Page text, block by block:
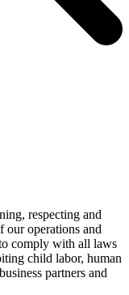
respecting and
our operations and
comply with all laws
child labor, human
partners and